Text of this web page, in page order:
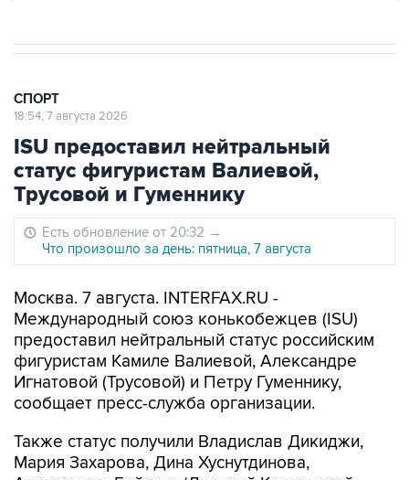
СПОРТ
18:54, 7 августа 2026
ISU предоставил нейтральный
статус фигуристам Валиевой,
Трусовой и Гуменнику
Есть обновление от 20:32 →
Что произошло за день: пятница, 7 августа
Москва. 7 августа. INTERFAX.RU -
Международный союз конькобежцев (ISU)
предоставил нейтральный статус российским
фигуристам Камиле Валиевой, Александре
Игнатовой (Трусовой) и Петру Гуменнику,
сообщает пресс-служба организации.
Также статус получили Владислав Дикиджи,
Мария Захарова, Дина Хуснутдинова,